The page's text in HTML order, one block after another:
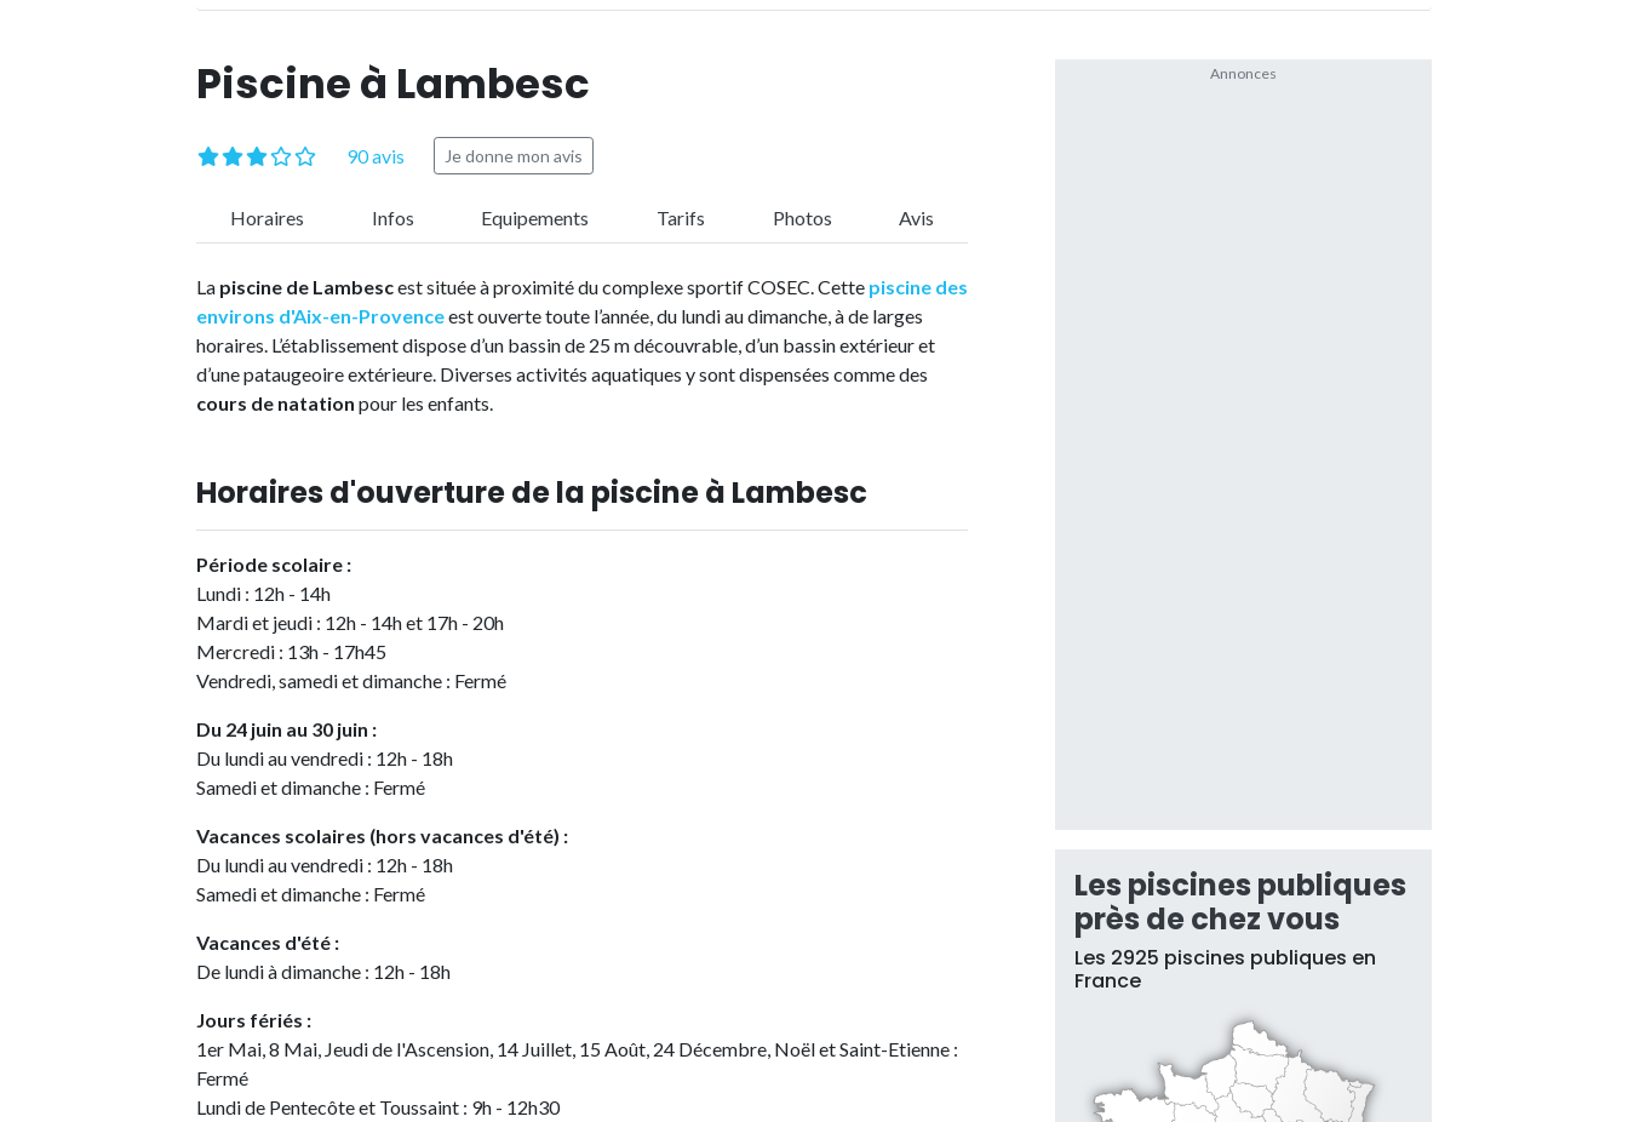
Piscine à Lambesc
90 avis Je donne mon avis
Horaires Infos Equipements Tarifs Photos Avis
La piscine de Lambescest située à proximité du complexe sportif COSEC. Cette piscine des
environs d'Aix-en-Provenceest ouverte toute l’année, du lundi au dimanche, à de larges
horaires. L’établissement dispose d’un bassin de 25 m découvrable, d’un bassin extérieur et
d’une pataugeoire extérieure. Diverses activités aquatiques y sont dispensées comme des
cours de natation pour les enfants.
Horaires d'ouverture de la piscine à Lambesc
Période scolaire :
Lundi : 12h - 14h
Mardi et jeudi : 12h - 14h et 17h - 20h
Mercredi : 13h - 17h45
Vendredi, samedi et dimanche : Fermé
Du 24 juin au 30 juin :
Du lundi au vendredi : 12h - 18h
Samedi et dimanche : Fermé
Vacances scolaires (hors vacances d'été) :
Du lundi au vendredi : 12h - 18h
Samedi et dimanche : Fermé
Vacances d'été :
De lundi à dimanche : 12h - 18h
Jours fériés :
1er Mai, 8 Mai, Jeudi de l'Ascension, 14 Juillet, 15 Août, 24 Décembre, Noël et Saint-Etienne :
Fermé
Lundi de Pentecôte et Toussaint : 9h - 12h30
Les piscines publiques
près de chez vous
Les 2925 piscines publiques en
France